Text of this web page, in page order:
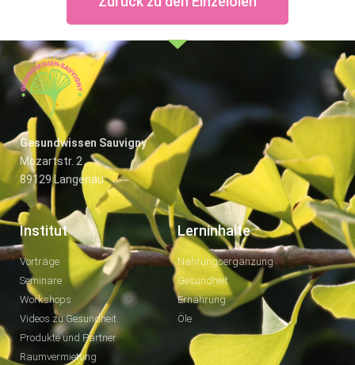
Gesundwissen Sauvigny
Mozartstr. 2
89129 Langenau
Institut
Vorträge
Seminare
Workshops
Videos zu Gesundheit
Produkte und Partner
Raumvermietung
Lerninhalte
Nahrungsergänzung
Gesundheit
Ernährung
Öle